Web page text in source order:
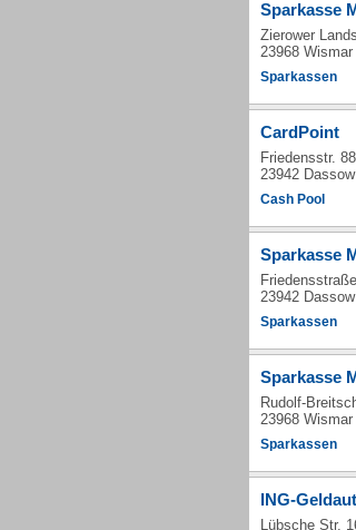
Sparkasse
Zierower
23968 Wismar
Sparkassen
CardPoint
Friedensstr. 88
23942 Dassow
Cash Pool
Sparkasse
23942 Dassow
Sparkassen
Sparkasse
Rudolf-
23968 Wismar
Sparkassen
ING-
Lübsche Str.